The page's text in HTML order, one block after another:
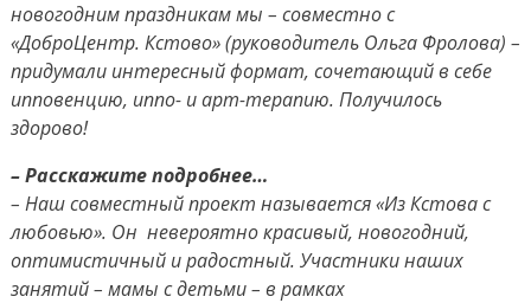
новогодним праздникам мы – совместно с
«ДоброЦентр. Кстово» (руководитель Ольга Фролова) –
придумали интересный формат, сочетающий в себе
ипповенцию, иппо- и арт-терапию. Получилось
здорово!
– Расскажите подробнее…
– Наш совместный проект называется «Из Кстова с
любовью». Он невероятно красивый, новогодний,
оптимистичный и радостный. Участники наших
занятий – мамы с детьми – в рамках